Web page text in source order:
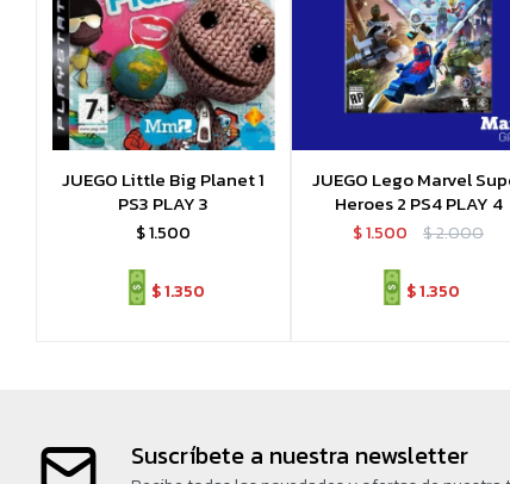
JUEGO Little Big Planet 1
PS3 PLAY 3
$1.500
$1.350
JUEGO Lego Marvel
Heroes 2 PS4 PLAY 4
$1.500 $2.000
$1.350
Suscríbete a nuestra newsletter